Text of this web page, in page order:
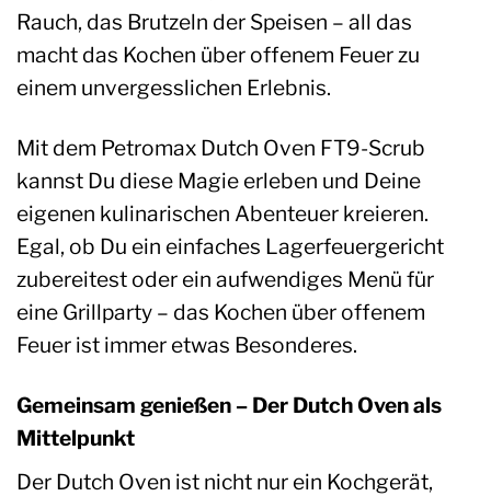
Rauch, das Brutzeln der Speisen – all das
macht das Kochen über offenem Feuer zu
einem unvergesslichen Erlebnis.
Mit dem Petromax Dutch Oven FT9-Scrub
kannst Du diese Magie erleben und Deine
eigenen kulinarischen Abenteuer kreieren.
Egal, ob Du ein einfaches Lagerfeuergericht
zubereitest oder ein aufwendiges Menü für
eine Grillparty – das Kochen über offenem
Feuer ist immer etwas Besonderes.
Gemeinsam genießen – Der Dutch Oven als
Mittelpunkt
Der Dutch Oven ist nicht nur ein Kochgerät,